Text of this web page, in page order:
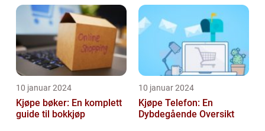
10 januar 2024
Kjøpe bøker: En komplett
guide til bokkjøp
10 januar 2024
Kjøpe Telefon: En
Dybdegående Oversikt